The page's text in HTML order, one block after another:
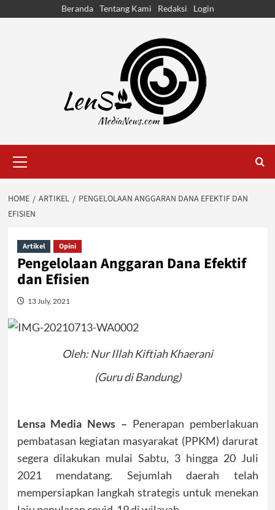
Beranda Tentang Kami Redaksi Login
Menu
HOME ARTIKEL
PENGELOLAAN ANGGARAN DANA EFEKTIF DAN
EFISIEN
Artikel Opini
Pengelolaan Anggaran Dana Efektif
dan Efisien
13 July, 2021
Oleh: Nur Illah Kiftiah Khaerani
(Guru di Bandung)
Lensa Media News – Penerapan pemberlakuan
pembatasan kegiatan masyarakat (PPKM) darurat
segera dilakukan mulai Sabtu, 3 hingga 20 Juli
2021 mendatang. Sejumlah daerah telah
mempersiapkan langkah strategis untuk menekan